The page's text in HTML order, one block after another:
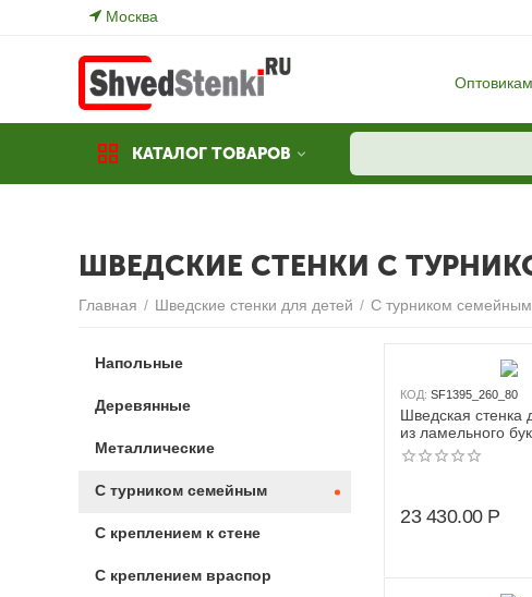
Москва
Оптовикам
КАТАЛОГ ТОВАРОВ
ШВЕДСКИЕ СТЕНКИ С
Главная / Шведские стенки для детей / С турником семейным
КОД: SF1395_260_80
Шведская стенка
из ламельного
СТАНДАРТ - СТ+
турник семейный
23 430.00 Р
Напольные
Деревянные
Металлические
С турником семейным
С креплением к стене
С креплением враспор